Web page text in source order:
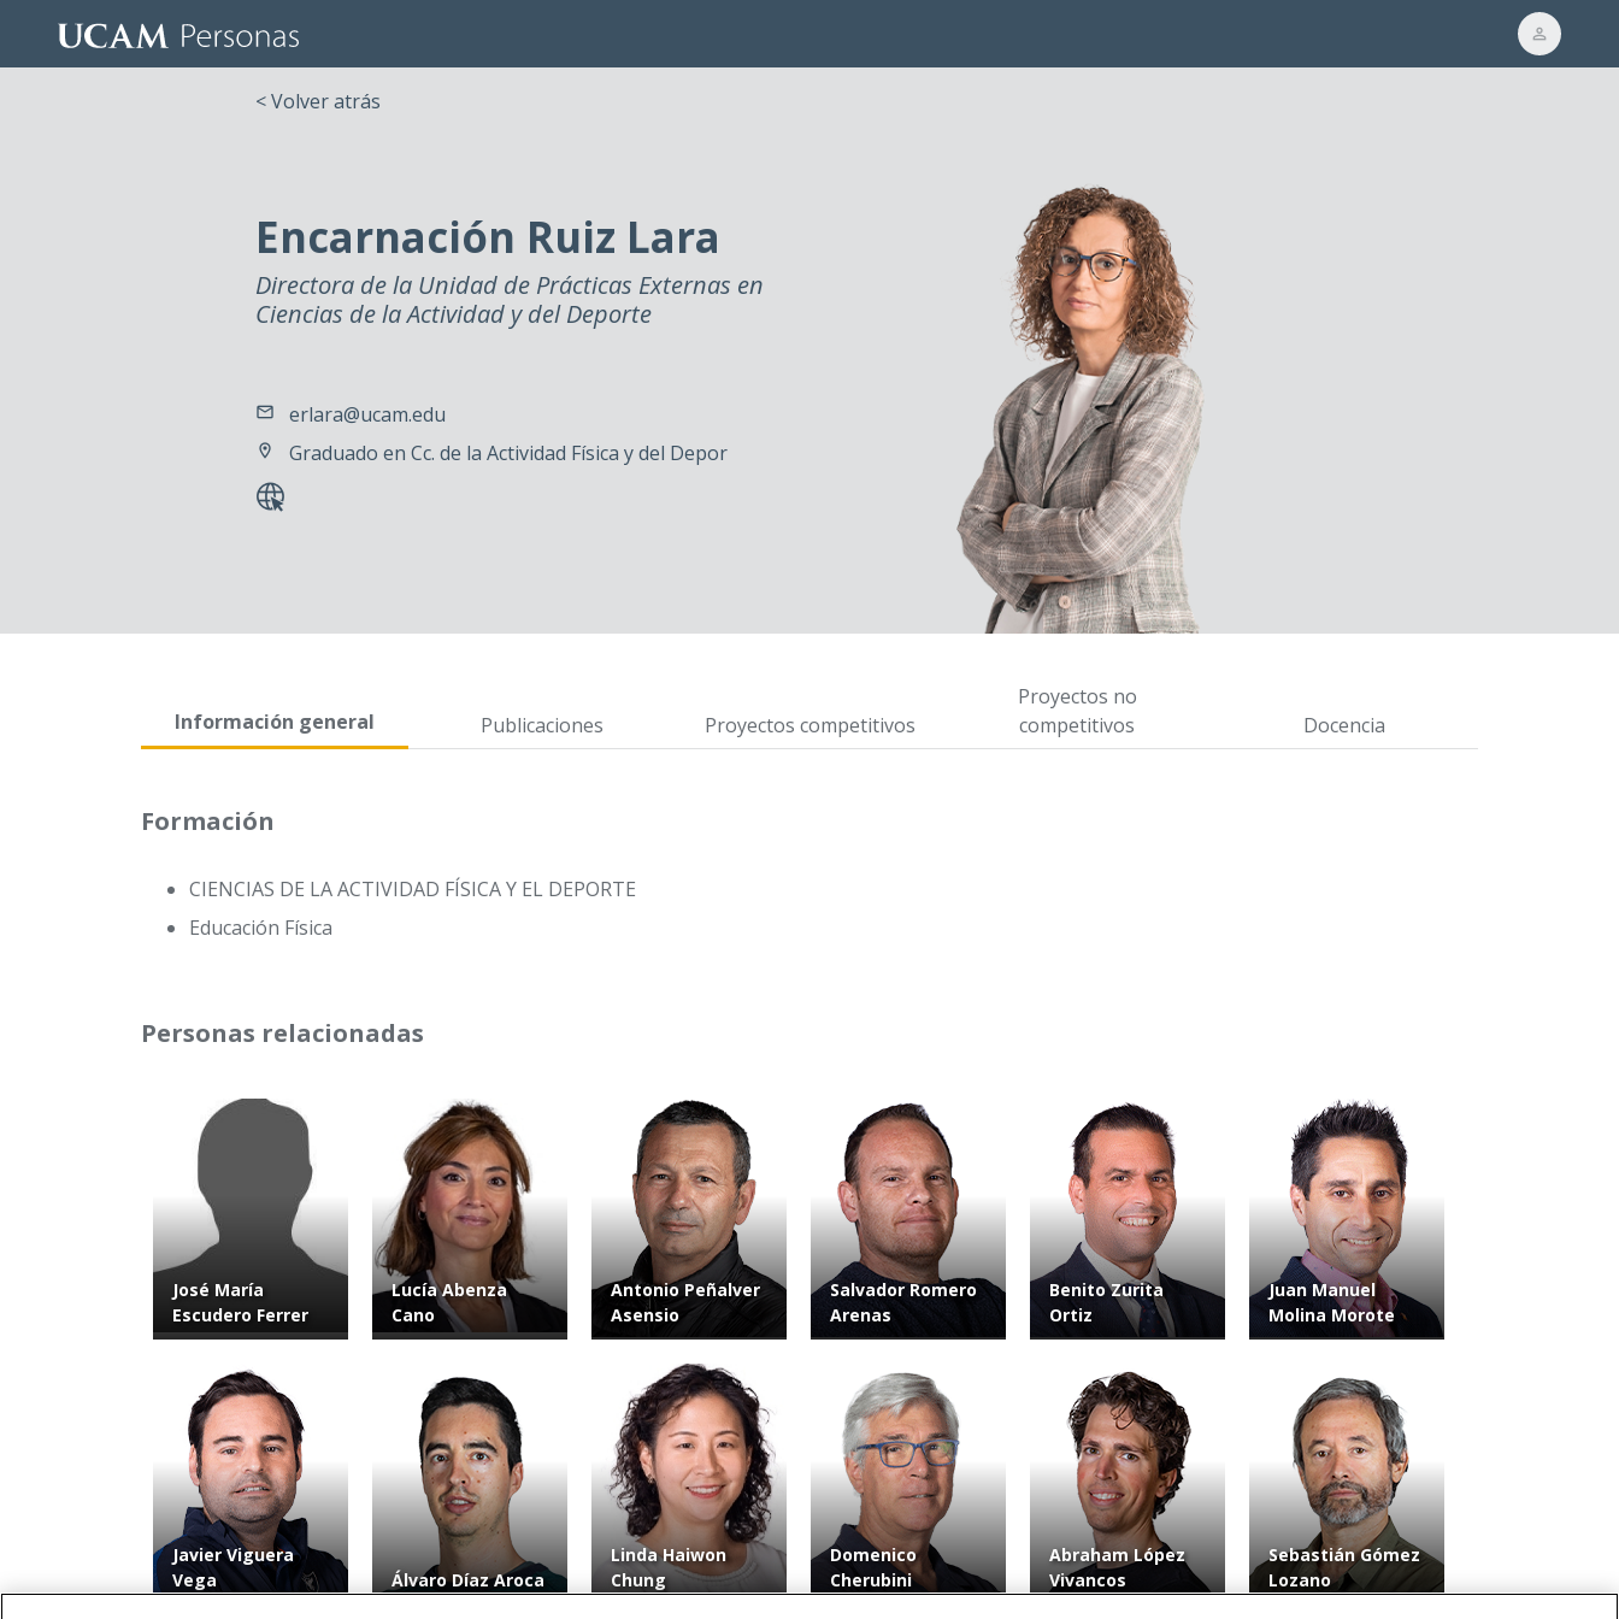
< Volver atrás
Encarnación Ruiz Lara
Directora de la Unidad de Prácticas Externas en
Ciencias de la Actividad y del Deporte
erlara@ucam.edu
Graduado en Cc. de la Actividad Física y del Depor
Información general Publicaciones Proyectos competitivos
Proyectos no
competitivos
Docencia
Formación
CIENCIAS DE LA ACTIVIDAD FÍSICA Y EL DEPORTE
Educación Física
Personas relacionadas
José María
Escudero Ferrer
Lucía Abenza
Cano
Antonio Peñalver
Asensio
Salvador Romero
Arenas
Benito Zurita
Ortiz
Juan Manuel
Molina Morote
Javier Viguera
Vega
Álvaro Díaz Aroca
Linda Haiwon
Chung
Domenico
Cherubini
Abraham López
Vivancos
Sebastián Gómez
Lozano